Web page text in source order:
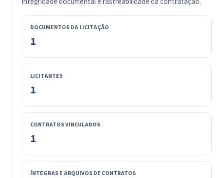
DOCUMENTOS DA LICITAÇÃO
1
LICITANTES
1
CONTRATOS VINCULADOS
1
ÍNTEGRAS E ARQUIVOS DE CONTRATOS